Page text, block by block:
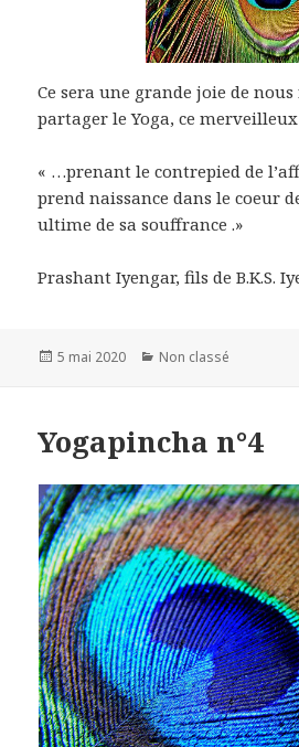
Ce sera une grande joie de
partager le Yoga, ce
« …prenant le contrepied de
prend naissance dans le coeur
ultime de sa souffrance .»
Prashant Iyengar, fils de B.K.S.
Posted
5 mai 2020 Categories
Non classé
Yogapincha n°4